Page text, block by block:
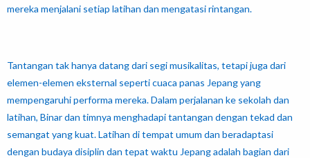
mereka menjalani setiap latihan dan mengatasi rintangan.
Tantangan tak hanya datang dari segi musikalitas, tetapi juga dari
elemen-elemen eksternal seperti cuaca panas Jepang yang
mempengaruhi performa mereka. Dalam perjalanan ke sekolah dan
latihan, Binar dan timnya menghadapi tantangan dengan tekad dan
semangat yang kuat. Latihan di tempat umum dan beradaptasi
dengan budaya disiplin dan tepat waktu Jepang adalah bagian dari